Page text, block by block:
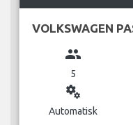
VOLKSWAGEN
group
5
miscellaneous_services
Automatisk